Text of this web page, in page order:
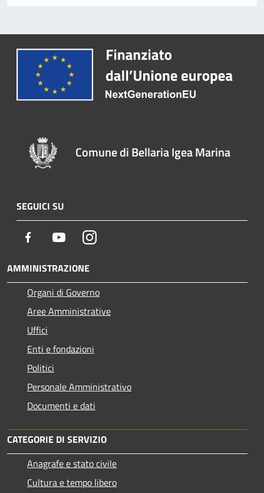
Comune di Bellaria Igea Marina
SEGUICI SU
Facebook YoutubeInstagram
AMMINISTRAZIONE
Organi di Governo
Aree Amministrative
Uffici
Enti e fondazioni
Politici
Personale Amministrativo
Documenti e dati
CATEGORIE DI SERVIZIO
Anagrafe e stato civile
Cultura e tempo libero